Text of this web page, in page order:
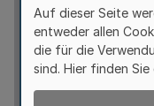
Auf dieser Seite
entweder allen
die für die
sind. Hier finden Sie